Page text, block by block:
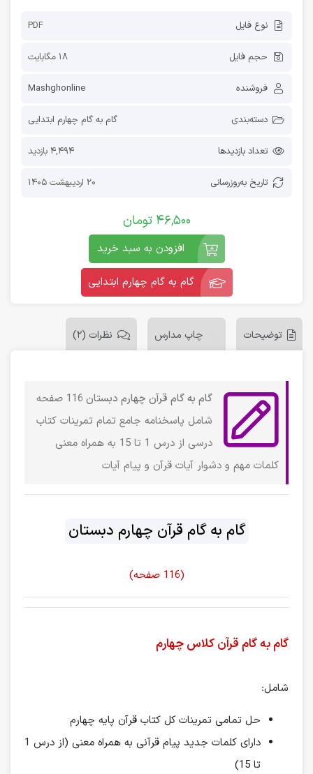
نوع فایل PDF
حجم فایل 18 مگابایت
فروشنده Mashghonline
دسته‌بندی گام به گام چهارم ابتدایی
تعداد بازدیدها 4,494 بازدید
تاریخ به‌روز‌رسانی 20 اردیبهشت 1405
46,500 تومان
افزودن به سبد خرید
گام به گام چهارم ابتدایی
توضیحات چاپ مدارس نظرات (2)
گام به گام قرآن چهارم دبستان
116 صفحه
شامل پاسخنامه جامع تمام تمرینات کتاب
درسی از درس 1 تا 15 به همراه معنی
کلمات مهم و دشوار آیات قرآن و پیام آیات
گام به گام قرآن چهارم دبستان
(116 صفحه)
گام به گام قرآن کلاس چهارم
شامل:
حل تمامی تمرینات کل کتاب قرآن پایه چهارم
دارای کلمات جدید پیام قرآنی به همراه معنی (از درس 1
تا 15)